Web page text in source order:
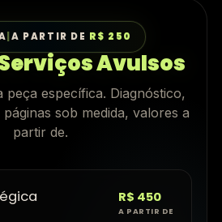
A PARTIR DE R$ 250
Avulsos
peça específica. Diagnóstico,
sob medida, valores a
partir de.
R$ 450
A PARTIR DE